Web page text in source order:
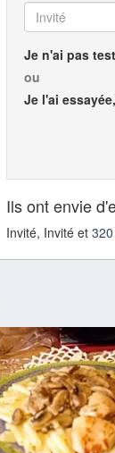
Je n'ai pas
ou
Je l'ai
Ils ont envie
Invité, Invité et